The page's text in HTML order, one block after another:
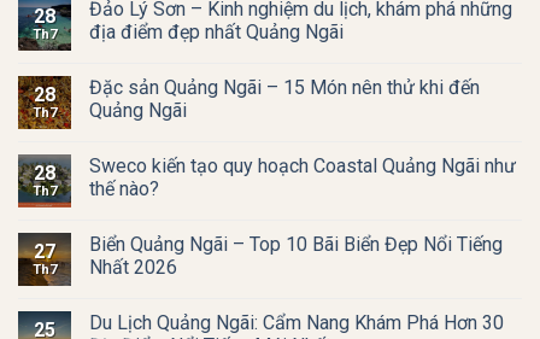
28
Th7
Đảo Lý Sơn – Kinh nghiệm du lịch, khám phá những
địa điểm đẹp nhất Quảng Ngãi
28
Th7
Đặc sản Quảng Ngãi – 15 Món nên thử khi đến
Quảng Ngãi
28
Th7
Sweco kiến tạo quy hoạch Coastal Quảng Ngãi như
thế nào?
27
Th7
Biển Quảng Ngãi – Top 10 Bãi Biển Đẹp Nổi Tiếng
Nhất 2026
25
Du Lịch Quảng Ngãi: Cẩm Nang Khám Phá Hơn 30